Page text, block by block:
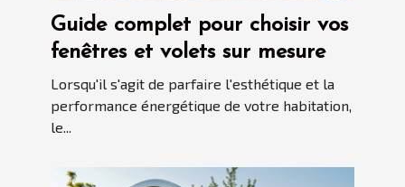
Guide complet pour choisir vos
fenêtres et volets sur mesure
Lorsqu'il s'agit de parfaire l'esthétique et la
performance énergétique de votre habitation,
le...